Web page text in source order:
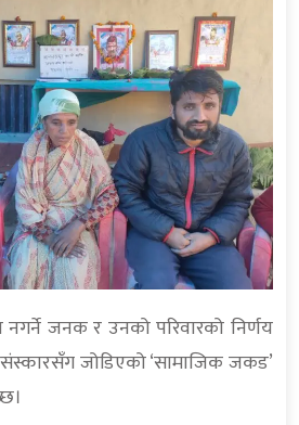
नगर्ने जनक र उनको परिवारको निर्णय
जोडिएको ‘सामाजिक जकड’